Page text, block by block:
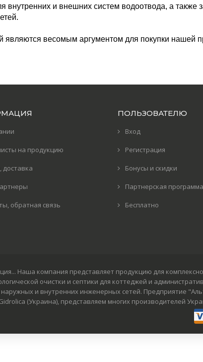
внутренних и внешних систем водоотвода, а также
являются весомым аргументом для покупки нашей
на продукцию
доставка
обратная связь
ПОЛЬЗОВАТЕЛЮ
Вход
Регистрация
Бонусы и скидки
Партнерская программа
Бесплатно
Наша компания представляет продукцию для
очистки и септики для коттеджей и
и внутренних инженерных сетей. Предприятие
(Украина), представляем многих производителей